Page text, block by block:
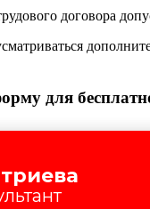
договора
для